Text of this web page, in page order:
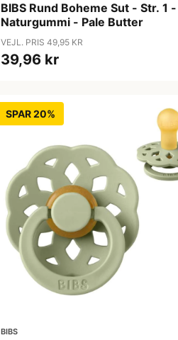
BIBS Rund Boheme Sut - Str. 1 -
Naturgummi - Pale Butter
VEJL. PRIS 49,95 KR
39,96 kr
SPAR 20%
BIBS